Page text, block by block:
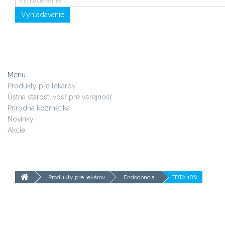
Vyhľadávanie
Menu
Produkty pre lekárov
Ústna starostlivosť pre verejnosť
Prírodná kozmetika
Novinky
Akcie
Produkty pre lekárov Endodoncia EDTA 18%